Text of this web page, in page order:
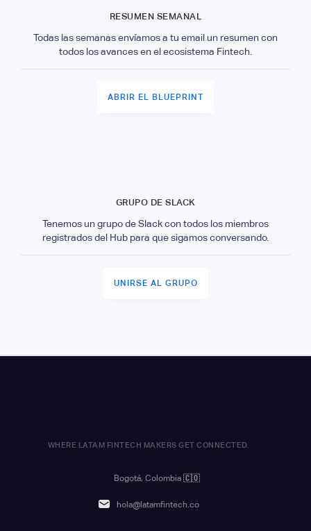
RESUMEN SEMANAL
Todas las semanas envíamos a tu email un resumen con
todos los avances en el ecosistema Fintech.
ABRIR EL BLUEPRINT
GRUPO DE SLACK
Tenemos un grupo de Slack con todos los miembros
registrados del Hub para que sigamos conversando.
UNIRSE AL GRUPO
WHERE LATAM FINTECH MAKERS GET CONNECTED.
Bogotá, Colombia 🇨🇴
hola@latamfintech.co